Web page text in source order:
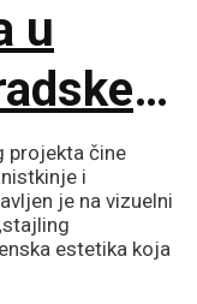
u
projekta čine
i
je na vizuelni
estetika koja